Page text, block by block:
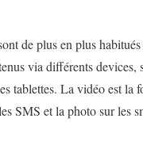
de plus en plus
via différents devices,
tablettes. La vidéo est la
SMS et la photo sur les